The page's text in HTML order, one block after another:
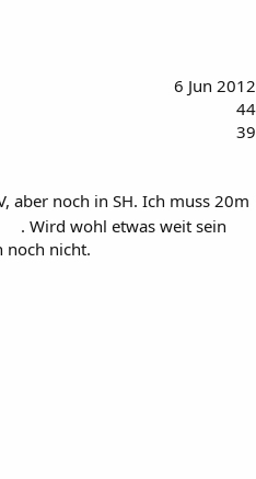
6 Jun 2012
44
39
aber noch in SH. Ich muss 20m
. Wird wohl etwas weit sein
noch nicht.